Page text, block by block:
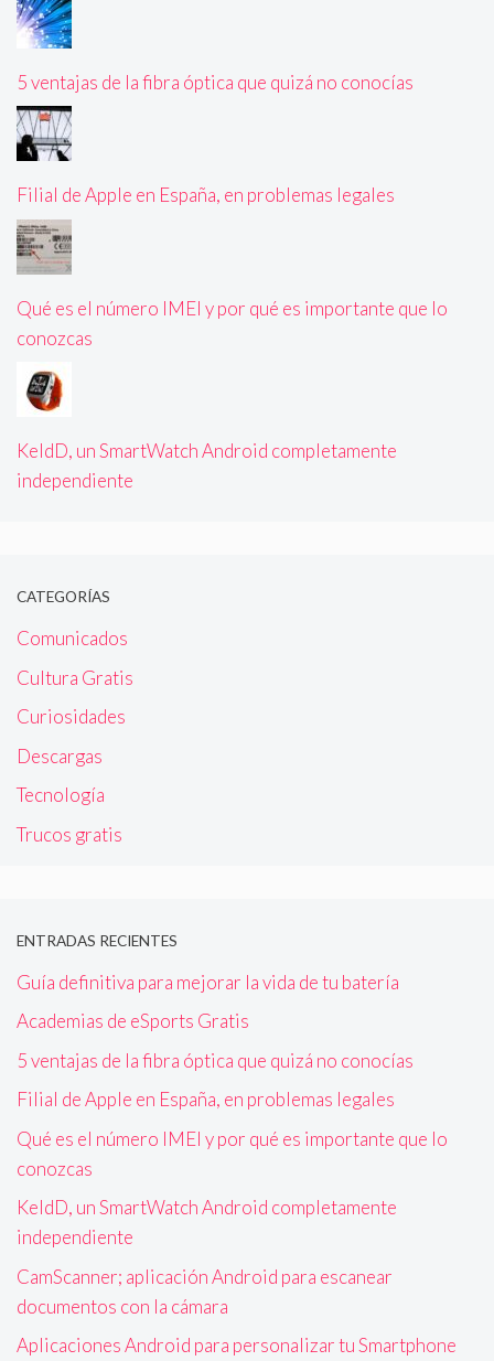
5 ventajas de la fibra óptica que quizá no conocías
Filial de Apple en España, en problemas legales
Qué es el número IMEI y por qué es importante que lo
conozcas
KeldD, un SmartWatch Android completamente
independiente
CATEGORÍAS
Comunicados
Cultura Gratis
Curiosidades
Descargas
Tecnología
Trucos gratis
ENTRADAS RECIENTES
Guía definitiva para mejorar la vida de tu batería
Academias de eSports Gratis
5 ventajas de la fibra óptica que quizá no conocías
Filial de Apple en España, en problemas legales
Qué es el número IMEI y por qué es importante que lo
conozcas
KeldD, un SmartWatch Android completamente
independiente
CamScanner; aplicación Android para escanear
documentos con la cámara
Aplicaciones Android para personalizar tu Smartphone